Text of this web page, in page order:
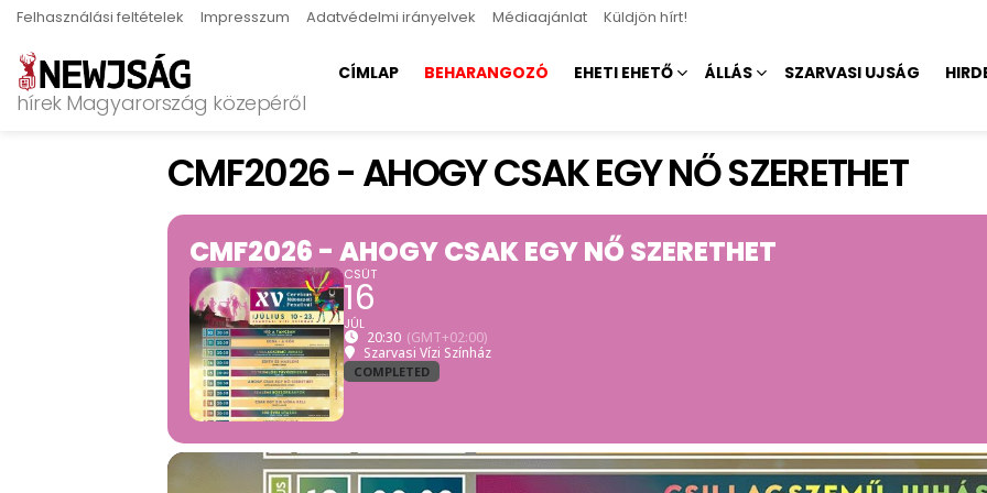
Felhasználási feltételek Impresszum Adatvédelmi irányelvek Médiaajánlat Küldjön hírt!
hírek Magyarország közepéről
CÍMLAP BEHARANGOZÓ EHETI EHETŐ ÁLLÁS SZARVASI UJSÁG
CMF2026 - AHOGY CSAK EGY NŐ SZERETHET
CMF2026 - AHOGY CSAK EGY NŐ SZERETHET
CSÜT
16
JÚL
20:30 (GMT+02:00)
Szarvasi Vízi Színház
COMPLETED